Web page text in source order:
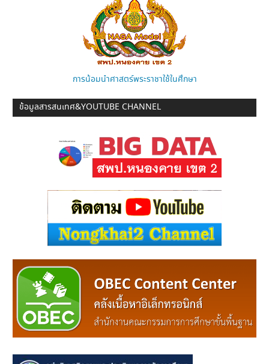
การน้อมนำศาสตร์พระราชาใช้ในศึกษา
ข้อมูลสารสนเทศ&YOUTUBE CHANNEL